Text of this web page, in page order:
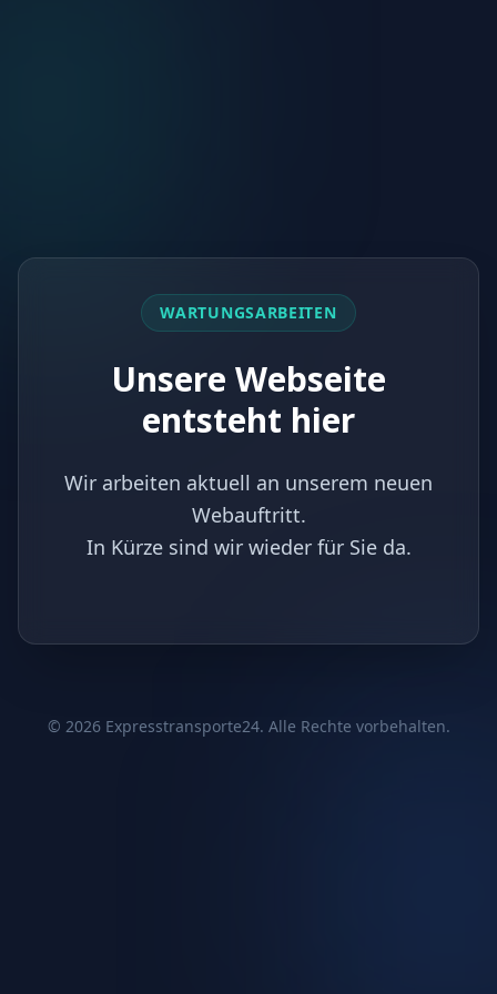
WARTUNGSARBEITEN
Unsere Webseite
entsteht hier
Wir arbeiten aktuell an unserem neuen
Webauftritt.
In Kürze sind wir wieder für Sie da.
© 2026Expresstransporte24. Alle Rechte vorbehalten.